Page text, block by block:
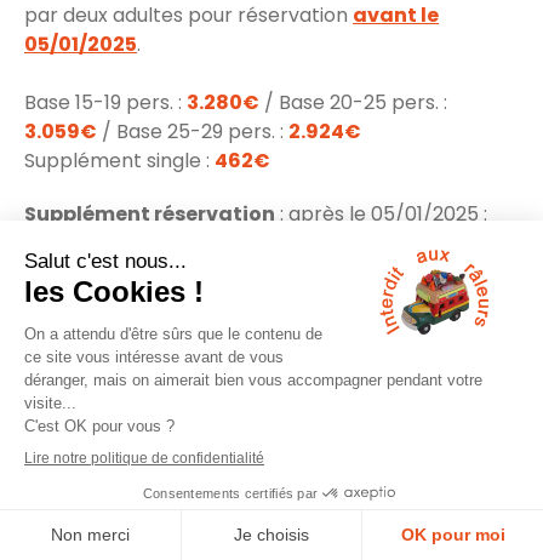
par deux adultes pour réservation avant le
05/01/2025.
Base 15-19 pers. : 3.280€ / Base 20-25 pers. :
3.059€ / Base 25-29 pers. : 2.924€
Supplément single : 462€
Supplément réservation : après le 05/01/2025 :
Réduction de 60€ par personne
: si vous ne
souhaitez pas le transfert à l'aéroport
Nombre de voyageurs est limité à27
Nos prix comprennent
• Le transfert avec prise en charge à domicile dans